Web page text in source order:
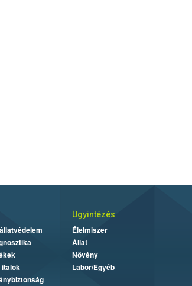
italok
Ügyintézés
Élelmiszer
Állat
Növény
Labor/Egyéb